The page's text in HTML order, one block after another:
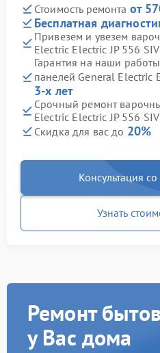
Стоимость ремонта от
Бесплатная
Привезем и увезем
Electric Electric JP 556
Гарантия на наши
панелей General Electric
3-х лет
Срочный ремонт
Electric Electric JP 556
Скидка для вас до 20%
Консультация
Узнать
Ремонт
у Вас дома